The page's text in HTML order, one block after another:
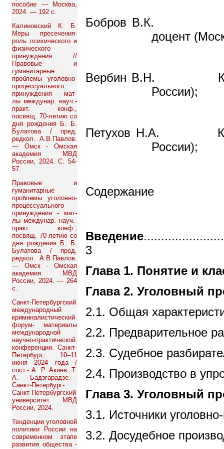
пособие — Москва,
2024. — 192 с.
Калиновский К. Б.
Меры пресечения-
роль психического и
физического
принуждения //
Правовые и
гуманитарные
проблемы уголовно-
процессуального
принуждения - мат-
лы междунар. науч.-
практ. конф.,
посвящ. 70-летию со
дня рождения Б. Б.
Булатова / пред.
редкол. А.В.Павлов.
— Омск - Омская
академия МВД
России, 2024. С. 54-
57.
Правовые и
гуманитарные
проблемы уголовно-
процессуального
принуждения - мат-
лы междунар. науч.-
практ. конф.,
посвящ. 70-летию со
дня рождения Б. Б.
Булатова / пред.
редкол. А.В.Павлов.
— Омск - Омская
академия МВД
России, 2024. — 264
с.
Санкт-Петербургский
международный
криминалистический
форум- материалы
международной
научно-практической
конференции. Санкт-
Петербург, 10–11
июня 2024 года /
сост.- А. Р. Акиев, Т.
А. Бадзгарадзе.—
Санкт-Петербург-
Санкт-Петербургский
университет МВД
России, 2024.
Тенденции уголовной
политики России на
современном этапе
развития общества -
Бобров В.К.
доцент
Вербин В.Н. Канд.
России);
Петухов Н.А. Канд.
России);
Содержание
Введение
3
Глава 1. Понятие и
Глава 2. Уголовный
2.1. Общая
2.2. Предварительное
2.3. Судебное
2.4. Производство в
Глава 3. Уголовный
3.1. Источники
3.2. Досудебное